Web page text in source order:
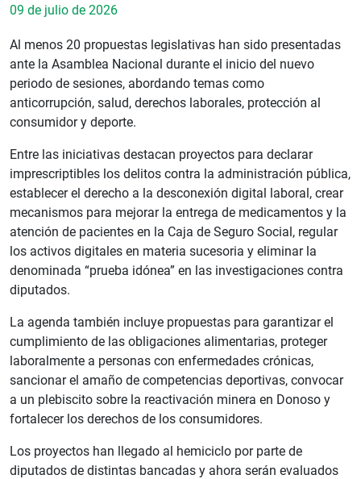
09 de julio de 2026
Al menos 20 propuestas legislativas han sido presentadas
ante la Asamblea Nacional durante el inicio del nuevo
periodo de sesiones, abordando temas como
anticorrupción, salud, derechos laborales, protección al
consumidor y deporte.
Entre las iniciativas destacan proyectos para declarar
imprescriptibles los delitos contra la administración pública,
establecer el derecho a la desconexión digital laboral, crear
mecanismos para mejorar la entrega de medicamentos y la
atención de pacientes en la Caja de Seguro Social, regular
los activos digitales en materia sucesoria y eliminar la
denominada “prueba idónea” en las investigaciones contra
diputados.
La agenda también incluye propuestas para garantizar el
cumplimiento de las obligaciones alimentarias, proteger
laboralmente a personas con enfermedades crónicas,
sancionar el amaño de competencias deportivas, convocar
a un plebiscito sobre la reactivación minera en Donoso y
fortalecer los derechos de los consumidores.
Los proyectos han llegado al hemiciclo por parte de
diputados de distintas bancadas y ahora serán evaluados